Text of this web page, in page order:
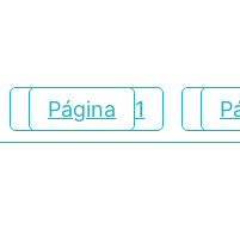
Página 1